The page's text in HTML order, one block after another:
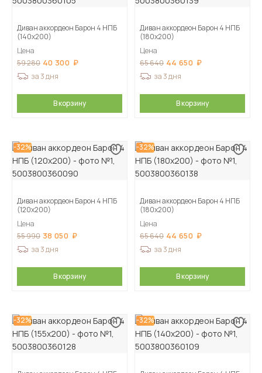
Диван аккордеон Барон 4 НПБ
(140х200)
Цена
59 280 40 300
за 3 дня
В корзину
Диван аккордеон Барон 4 НПБ
(180х200)
Цена
65 640 44 650
за 3 дня
В корзину
-32%
Диван аккордеон Барон 4 НПБ
(120х200)
Цена
55 990 38 050
за 3 дня
В корзину
-32%
Диван аккордеон Барон 4 НПБ
(180х200)
Цена
65 640 44 650
за 3 дня
В корзину
-32% -32%